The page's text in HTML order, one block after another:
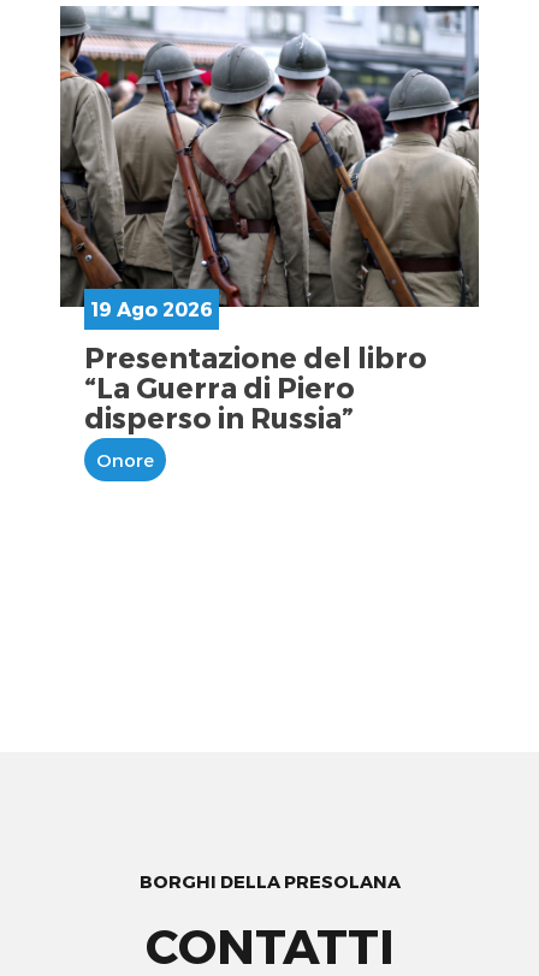
19 Ago 2026
Presentazione del libro
“La Guerra di Piero
disperso in Russia”
Onore
BORGHI DELLA PRESOLANA
CONTATTI